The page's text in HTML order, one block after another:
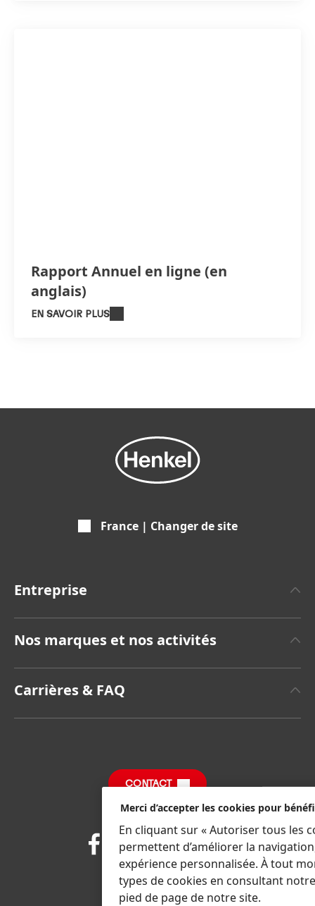
Rapport Annuel en ligne (en
anglais)
EN SAVOIR PLUS
France | Changer de site
Entreprise
Rapports annuels(8,42 MB)
Sustainable Impact Report(Anglais)
Nos marques et nos activités
Fiches produits relatives aux qualités et
caractéristiques environnementales
Carrières & FAQ
CONTACT
Join
Join
us
LinkedIn
Join
us
Instagram
Join
us
YouTube
Sitemap
Merci d’accepter les cookies pour
En cliquant sur « Autoriser tous les
permettent d’améliorer la
expérience personnalisée. À tout
types de cookies en consultant
pied de page de notre site.